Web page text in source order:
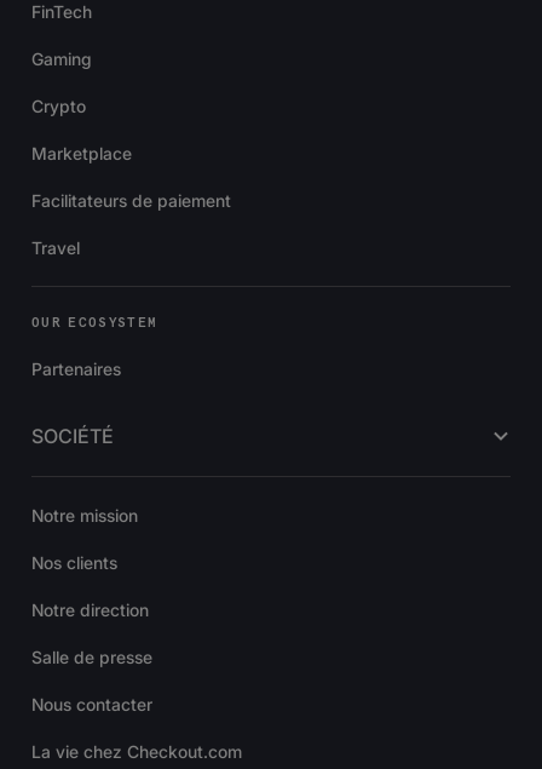
FinTech
Gaming
Crypto
Marketplace
Facilitateurs de paiement
Travel
OUR ECOSYSTEM
Partenaires
SOCIÉTÉ
Notre mission
Nos clients
Notre direction
Salle de presse
Nous contacter
La vie chez Checkout.com